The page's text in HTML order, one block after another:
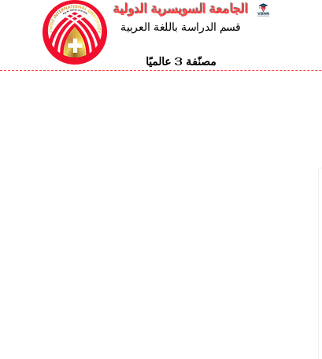
الجامعة السويسرية الدولية
قسم الدراسة باللغة العربية
مصنّفة 3 عالميًا